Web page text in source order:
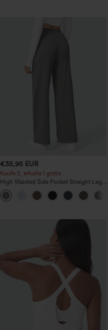
€35,95 EUR
Kaufe 2, erhalte 1 gratis
High Waisted Side Pocket Straight Leg
Work Pants